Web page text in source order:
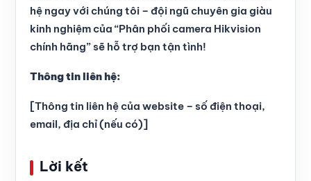
hệ ngay với chúng tôi – đội ngũ chuyên gia giàu
kinh nghiệm của “Phân phối camera Hikvision
chính hãng” sẽ hỗ trợ bạn tận tình!
Thông tin liên hệ:
[Thông tin liên hệ của website – số điện thoại,
email, địa chỉ (nếu có)]
Lời kết